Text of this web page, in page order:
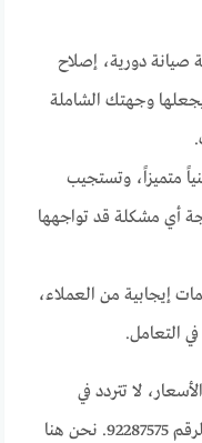
دورية، إصلاح
وجهتك الشاملة
متميزاً، وتستجيب
أي مشكلة قد تواجهها
إيجابية من العملاء،
التعامل.
لا تتردد في
التواصل مع شركة خدمات بالكويت على الرقم 92287575. نحن هنا